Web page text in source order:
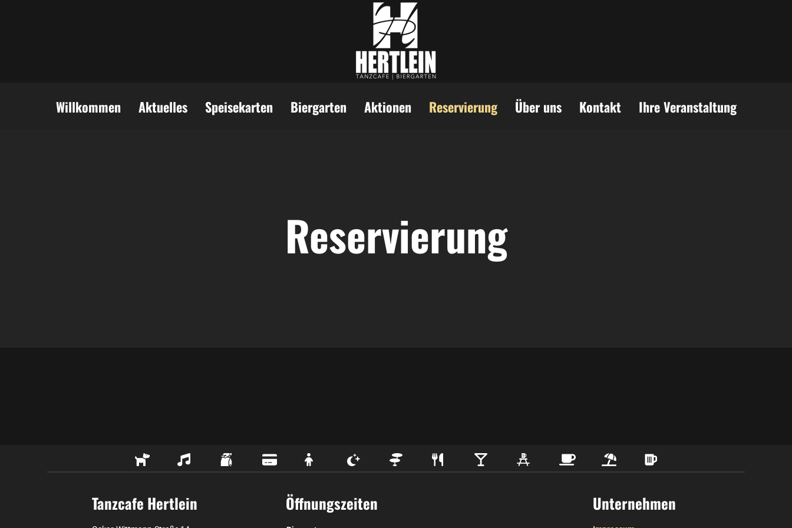
Willkommen Aktuelles Speisekarten Biergarten Aktionen Reservierung Über uns Kontakt Ihre Veranstaltung
Reservierung
Tanzcafe Hertlein Öffnungszeiten Unternehmen